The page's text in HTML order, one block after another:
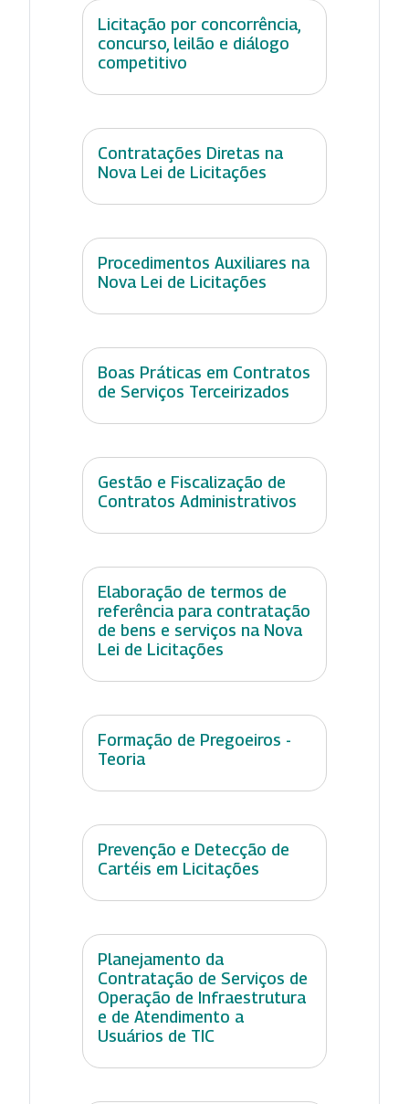
Licitação por concorrência,
concurso, leilão e diálogo
competitivo
Contratações Diretas na
Nova Lei de Licitações
Procedimentos Auxiliares na
Nova Lei de Licitações
Boas Práticas em Contratos
de Serviços Terceirizados
Gestão e Fiscalização de
Contratos Administrativos
Elaboração de termos de
referência para contratação
de bens e serviços na Nova
Lei de Licitações
Formação de Pregoeiros -
Teoria
Prevenção e Detecção de
Cartéis em Licitações
Planejamento da
Contratação de Serviços de
Operação de Infraestrutura
e de Atendimento a
Usuários de TIC